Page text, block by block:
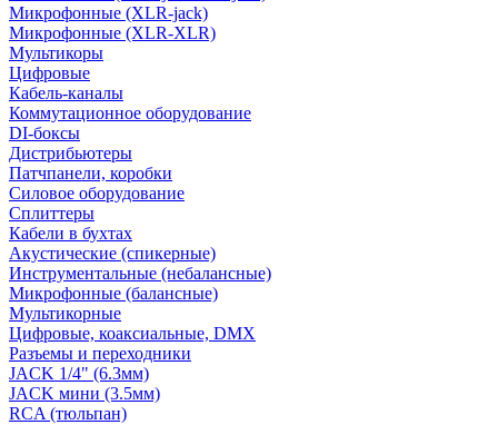
Микрофонные (XLR-jack)
Микрофонные (XLR-XLR)
Мультикоры
Цифровые
Кабель-каналы
Коммутационное оборудование
DI-боксы
Дистрибьютеры
Патчпанели, коробки
Силовое оборудование
Сплиттеры
Кабели в бухтах
Акустические (спикерные)
Инструментальные (небалансные)
Микрофонные (балансные)
Мультикорные
Цифровые, коаксиальные, DMX
Разъемы и переходники
JACK 1/4" (6.3мм)
JACK мини (3.5мм)
RCA (тюльпан)